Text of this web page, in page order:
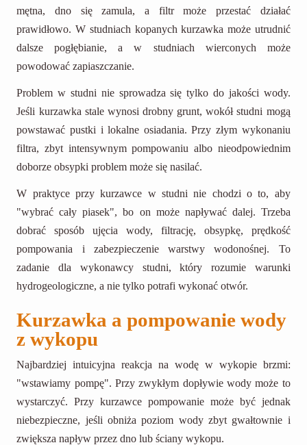
mętna, dno się zamula, a filtr może przestać działać
prawidłowo. W studniach kopanych kurzawka może utrudnić
dalsze pogłębianie, a w studniach wierconych może
powodować zapiaszczanie.
Problem w studni nie sprowadza się tylko do jakości wody.
Jeśli kurzawka stale wynosi drobny grunt, wokół studni mogą
powstawać pustki i lokalne osiadania. Przy złym wykonaniu
filtra, zbyt intensywnym pompowaniu albo nieodpowiednim
doborze obsypki problem może się nasilać.
W praktyce przy kurzawce w studni nie chodzi o to, aby
"wybrać cały piasek", bo on może napływać dalej. Trzeba
dobrać sposób ujęcia wody, filtrację, obsypkę, prędkość
pompowania i zabezpieczenie warstwy wodonośnej. To
zadanie dla wykonawcy studni, który rozumie warunki
hydrogeologiczne, a nie tylko potrafi wykonać otwór.
Kurzawka a pompowanie wody
z wykopu
Najbardziej intuicyjna reakcja na wodę w wykopie brzmi:
"wstawiamy pompę". Przy zwykłym dopływie wody może to
wystarczyć. Przy kurzawce pompowanie może być jednak
niebezpieczne, jeśli obniża poziom wody zbyt gwałtownie i
zwiększa napływ przez dno lub ściany wykopu.